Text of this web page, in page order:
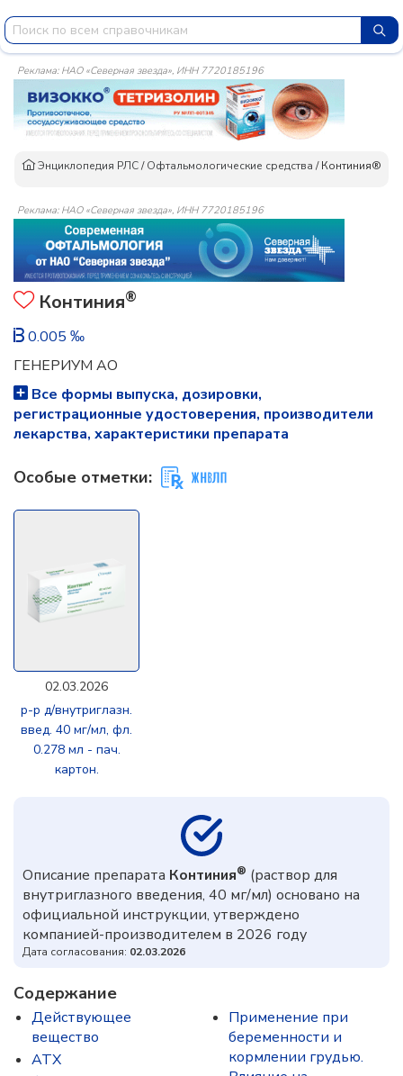
Реклама: НАО «Северная звезда», ИНН 7720185196
Энциклопедия РЛС/Офтальмологические средства /Континия®
Реклама: НАО «Северная звезда», ИНН 7720185196
Континия®
0.005 ‰
ГЕНЕРИУМ АО
Все формы выпуска, дозировки,
регистрационные удостоверения, производители
лекарства, характеристики препарата
Особые отметки:
02.03.2026
р-р д/внутриглазн.
введ. 40 мг/мл, фл.
0.278 мл - пач.
картон.
Описание препарата Континия® (раствор для
внутриглазного введения, 40 мг/мл) основано на
официальной инструкции, утверждено
компанией-производителем в 2026 году
Дата согласования: 02.03.2026
Содержание
Действующее
вещество
ATX
Применение при
беременности и
кормлении грудью.